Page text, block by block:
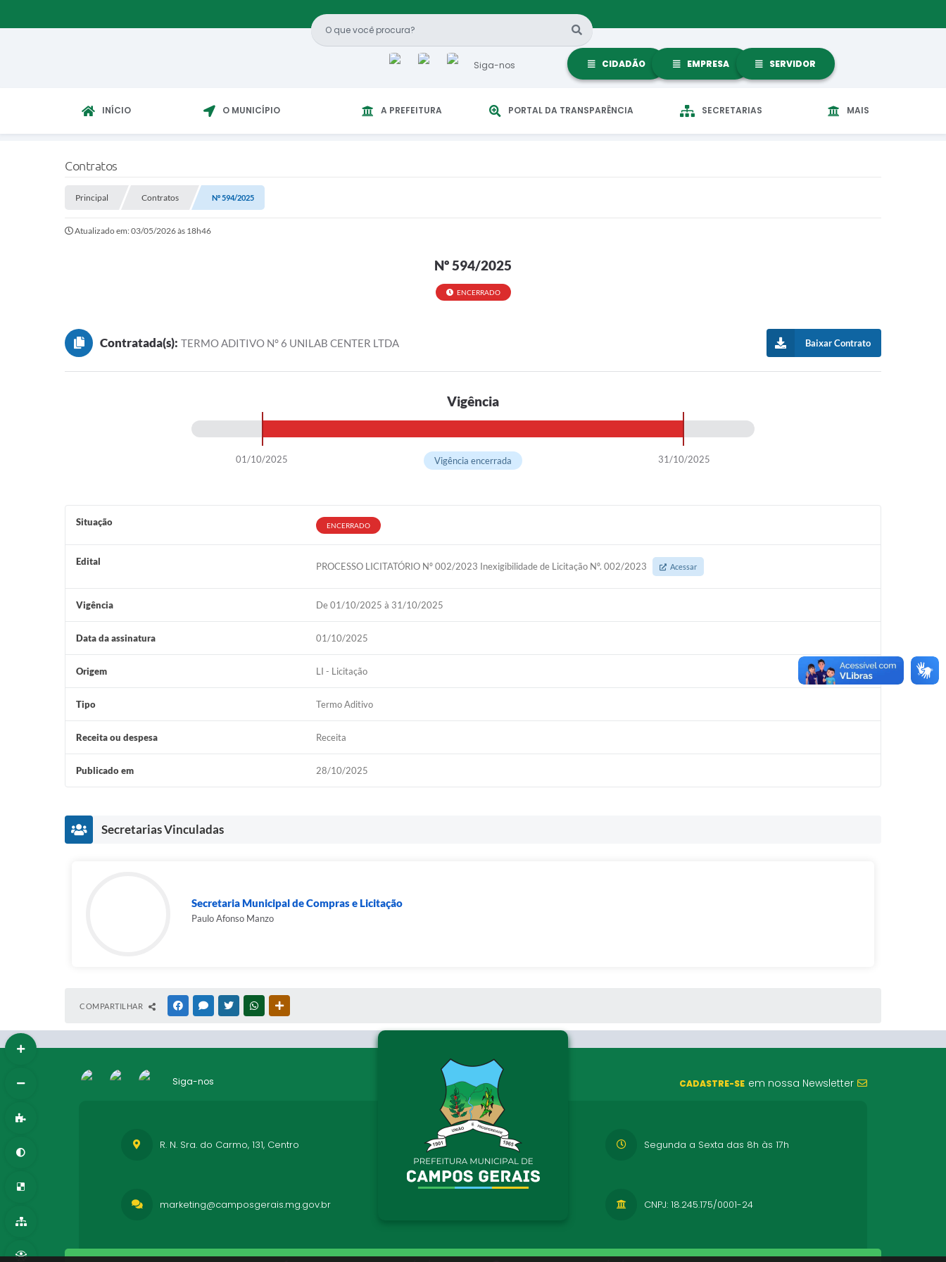
Siga-nos CIDADÃO EMPRESA SERVIDOR
INÍCIO O MUNICÍPIO A PREFEITURA PORTAL DA TRANSPARÊNCIA SECRETARIAS MAIS
Contratos
Principal Contratos Nº 594/2025
Atualizado em: 03/05/2026 às 18h46
Nº 594/2025
ENCERRADO
Contratada(s): TERMO ADITIVO N° 6 UNILAB CENTER LTDA Baixar Contrato
Vigência
01/10/2025 31/10/2025
Vigência encerrada
Situação ENCERRADO
Edital PROCESSO LICITATÓRIO Nº 002/2023 Inexigibilidade de Licitação Nº. 002/2023 Acessar
Vigência De 01/10/2025 à 31/10/2025
Data da assinatura 01/10/2025
Origem LI - Licitação
Tipo Termo Aditivo
Receita ou despesa Receita
Publicado em 28/10/2025
Secretarias Vinculadas
Secretaria Municipal de Compras e Licitação
Paulo Afonso Manzo
COMPARTILHAR FACEBOOKMESSENGER
TWITTERWHATSAPP
Siga-nos CADASTRE-SE em nossa Newsletter
R. N. Sra. do Carmo, 131, Centro Segunda a Sexta das 8h às 17h
CNPJ: 18.245.175/0001-24
marketing@camposgerais.mg.gov.br